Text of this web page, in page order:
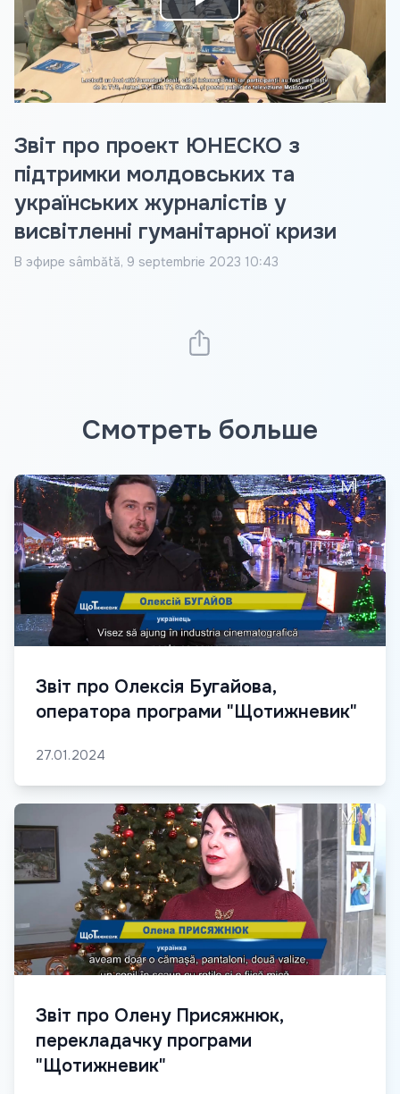
Play
Video
Звіт про проект ЮНЕСКО з
підтримки молдовських та
українських журналістів у
висвітленні гуманітарної кризи
В эфире sâmbătă, 9 septembrie 2023 10:43
Смотреть больше
Звіт про Олексія Бугайова,
оператора програми "Щотижневик"
27.01.2024
Звіт про Олену Присяжнюк,
перекладачку програми
"Щотижневик"